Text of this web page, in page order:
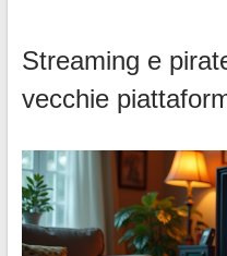
Streaming e
vecchie